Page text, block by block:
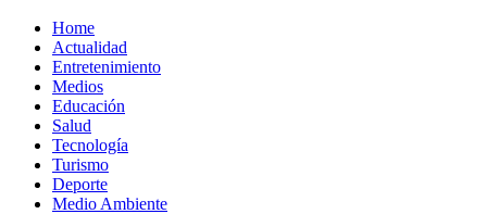
Home
Actualidad
Entretenimiento
Medios
Educación
Salud
Tecnología
Turismo
Deporte
Medio Ambiente